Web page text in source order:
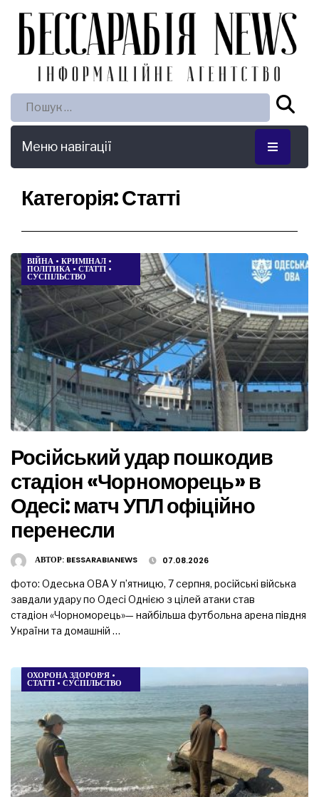
Пошук:
Меню навігації
Категорія:Статті
ВІЙНА • КРИМІНАЛ •
ПОЛІТИКА • СТАТТІ •
СУСПІЛЬСТВО
Російський удар пошкодив
стадіон «Чорноморець» в
Одесі: матч УПЛ офіційно
перенесли
АВТОР: BESSARABIANEWS 07.08.2026
фото: Одеська ОВА У п’ятницю, 7 серпня, російські війська
завдали удару по Одесі Однією з цілей атаки став
стадіон «Чорноморець»— найбільша футбольна арена півдня
України та домашній …
ОХОРОНА ЗДОРОВ’Я •
СТАТТІ • СУСПІЛЬСТВО